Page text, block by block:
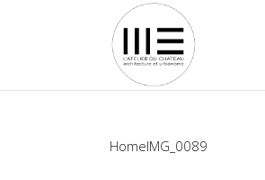
HomeIMG_0089